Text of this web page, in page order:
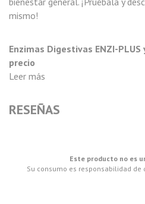
mismo!
Enzimas Digestivas ENZI-
precio
Leer más
RESEÑAS
Este producto no es
Su consumo es responsabilidad de